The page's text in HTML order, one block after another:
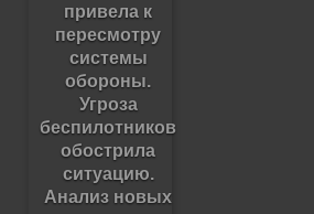
привела к
пересмотру
системы
обороны.
Угроза
беспилотников
обострила
ситуацию.
Анализ новых